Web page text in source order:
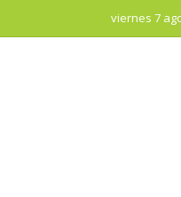
viernes 7